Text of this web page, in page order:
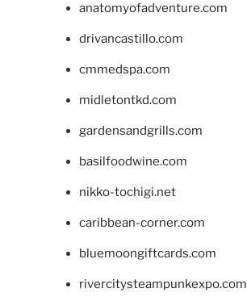
anatomyofadventure.com
drivancastillo.com
cmmedspa.com
midletontkd.com
gardensandgrills.com
basilfoodwine.com
nikko-tochigi.net
caribbean-corner.com
bluemoongiftcards.com
rivercitysteampunkexpo.com